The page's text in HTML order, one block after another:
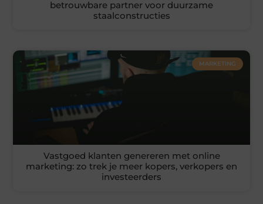
betrouwbare partner voor duurzame
staalconstructies
MARKETING
Vastgoed klanten genereren met online
marketing: zo trek je meer kopers, verkopers en
investeerders